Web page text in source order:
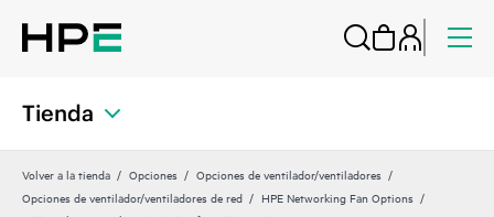
Tienda
Volver a la tienda Opciones
Opciones de ventilador/ventiladores
Opciones de ventilador/ventiladores de red
HPE Networking Fan Options